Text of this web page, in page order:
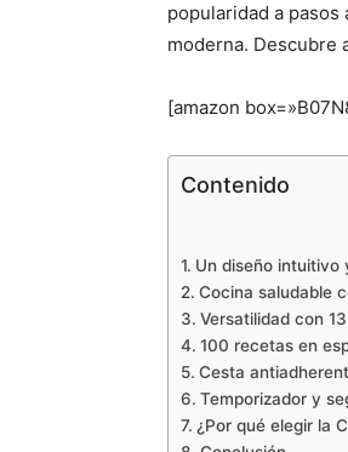
popularidad a
moderna. Descubre
[amazon
Contenido
Un diseño intuitivo
Cocina saludable
Versatilidad con
100 recetas en
Cesta
Temporizador y
¿Por qué elegir la